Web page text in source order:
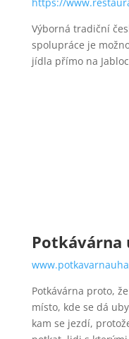
Výborná tradiční
spolupráce je
jídla přímo na
Potkávárna
Potkávárna proto,
místo, kde se dá
kam se jezdí,